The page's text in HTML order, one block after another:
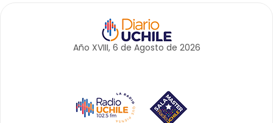
Año XVIII, 6 de Agosto de 2026